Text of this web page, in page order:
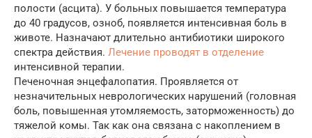
полости (асцита). У больных повышается температура
до 40 градусов, озноб, появляется интенсивная боль в
животе. Назначают длительно антибиотики широкого
спектра действия. Лечение проводят в отделение
интенсивной терапии.
Печеночная энцефалопатия. Проявляется от
незначительных неврологических нарушений (головная
боль, повышенная утомляемость, заторможенность) до
тяжелой комы. Так как она связана с накоплением в